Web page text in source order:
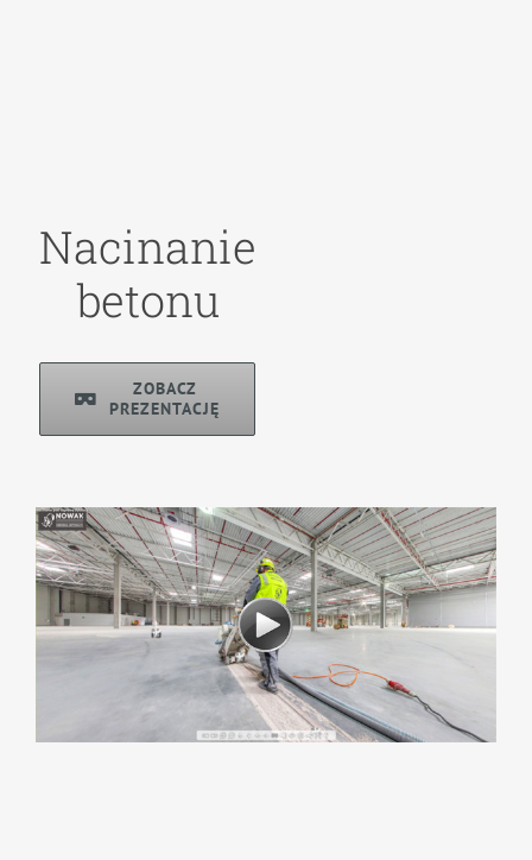
Nacinanie
betonu
ZOBACZ
PREZENTACJĘ